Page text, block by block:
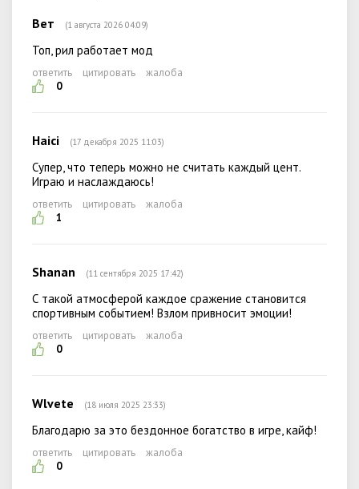
Вет (1 августа 2026 04:09)
Топ, рил работает мод
ответить цитировать
жалоба
0
Haici (17 декабря 2025 11:03)
Супер, что теперь можно не считать каждый цент.
Играю и наслаждаюсь!
ответить цитировать
жалоба
1
Shanan (11 сентября 2025 17:42)
С такой атмосферой каждое сражение становится
спортивным событием! Взлом привносит эмоции!
ответить цитировать
жалоба
0
Wlvete (18 июля 2025 23:33)
Благодарю за это бездонное богатство в игре, кайф!
ответить цитировать
жалоба
0